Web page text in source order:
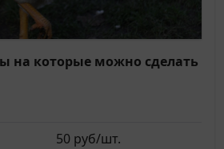
на которые можно сделать
50 руб/шт.